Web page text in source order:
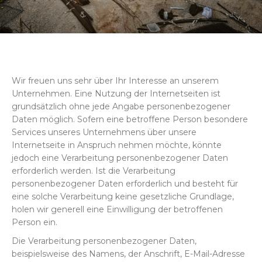
Wir freuen uns sehr über Ihr Interesse an unserem
Unternehmen. Eine Nutzung der Internetseiten ist
grundsätzlich ohne jede Angabe personenbezogener
Daten möglich. Sofern eine betroffene Person besondere
Services unseres Unternehmens über unsere
Internetseite in Anspruch nehmen möchte, könnte
jedoch eine Verarbeitung personenbezogener Daten
erforderlich werden. Ist die Verarbeitung
personenbezogener Daten erforderlich und besteht für
eine solche Verarbeitung keine gesetzliche Grundlage,
holen wir generell eine Einwilligung der betroffenen
Person ein.
Die Verarbeitung personenbezogener Daten,
beispielsweise des Namens, der Anschrift, E-Mail-Adresse